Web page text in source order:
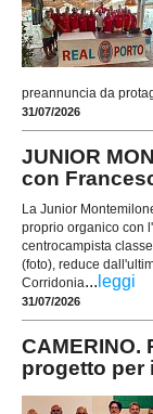
preannuncia da
31/07/2026
JUNIOR
con
La Junior
proprio organico con
centrocampista
(foto), reduce
Corridonia... leggi
31/07/2026
CAMERINO.
progetto per